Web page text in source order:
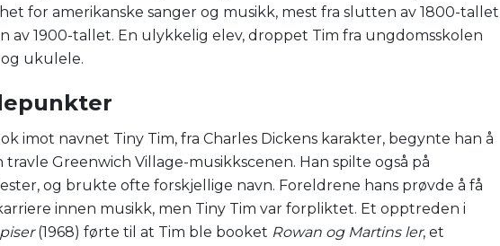
for amerikanske sanger og musikk, mest fra slutten av 1800-tallet
av 1900-tallet. En ulykkelig elev, droppet Tim fra ungdomsskolen
ukulele.
imot navnet Tiny Tim, fra Charles Dickens karakter, begynte han å
Greenwich Village-musikkscenen. Han spilte også på
og brukte ofte forskjellige navn. Foreldrene hans prøvde å få
innen musikk, men Tiny Tim var forpliktet. Et opptreden i
(1968) førte til at Tim ble booket Rowan og Martins ler, et